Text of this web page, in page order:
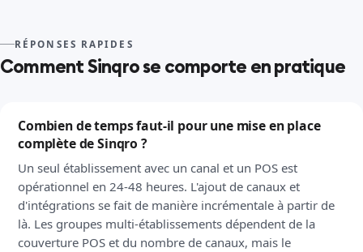
RÉPONSES RAPIDES
Comment Sinqro se comporte en pratique
Combien de temps faut-il pour une mise en place
complète de Sinqro ?
Un seul établissement avec un canal et un POS est
opérationnel en 24-48 heures. L'ajout de canaux et
d'intégrations se fait de manière incrémentale à partir de
là. Les groupes multi-établissements dépendent de la
couverture POS et du nombre de canaux, mais le